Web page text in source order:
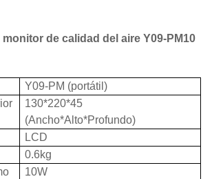
monitor de calidad del aire Y09-PM10
Y09-PM (portátil)
130*220*45
(Ancho*Alto*Profundo)
LCD
0.6kg
10W